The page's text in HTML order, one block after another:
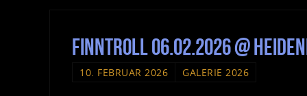
Finntroll 06.02.2026 @
10. FEBRUAR 2026 GALERIE 2026